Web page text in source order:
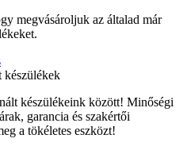
megvásároljuk az általad már
készülékek
készülékeink között! Minőségi
garancia és szakértői
a tökéletes eszközt!